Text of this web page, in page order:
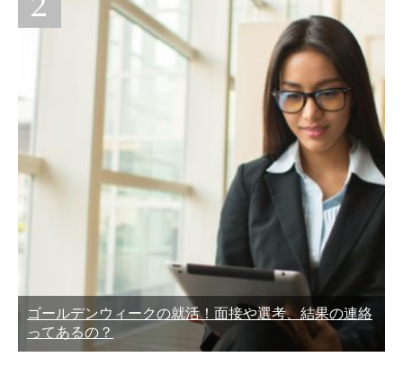
ゴールデンウィークの就活！面接や選考、結果の連絡
ってあるの？